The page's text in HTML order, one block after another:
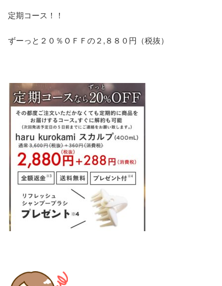
定期コース！！
ずーっと２０％ＯＦＦの２,８８０円（税抜）